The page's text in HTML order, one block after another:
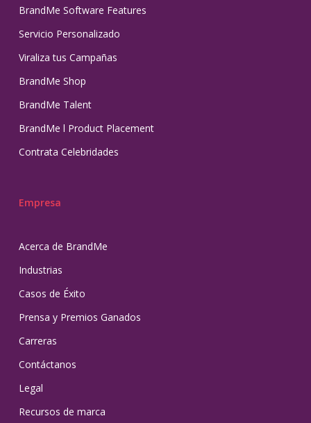
BrandMe Software Features
Servicio Personalizado
Viraliza tus Campañas
BrandMe Shop
BrandMe Talent
BrandMe l Product Placement
Contrata Celebridades
Empresa
Acerca de BrandMe
Industrias
Casos de Éxito
Prensa y Premios Ganados
Carreras
Contáctanos
Legal
Recursos de marca